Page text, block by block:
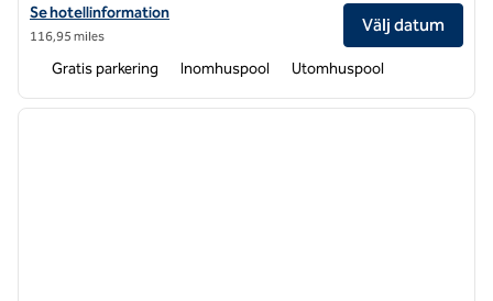
Visa hotelluppgifter för DoubleTree by Hilton Hotel Oak Ridge –
Se hotellinformation
116,95 miles
Välj datum
Gratis parkering Inomhuspool Utomhuspool
1 av 12
nästa